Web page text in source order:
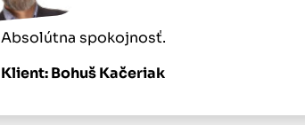
Absolútna spokojnosť.
Klient: Bohuš Kačeriak